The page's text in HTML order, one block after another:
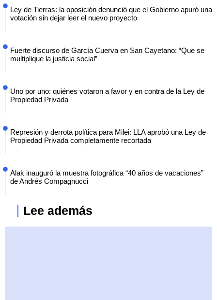
Ley de Tierras: la oposición denunció que el Gobierno apuró una
votación sin dejar leer el nuevo proyecto
Fuerte discurso de García Cuerva en San Cayetano: “Que se
multiplique la justicia social”
Uno por uno: quiénes votaron a favor y en contra de la Ley de
Propiedad Privada
Represión y derrota política para Milei: LLA aprobó una Ley de
Propiedad Privada completamente recortada
Alak inauguró la muestra fotográfica “40 años de vacaciones”
de Andrés Compagnucci
Lee además